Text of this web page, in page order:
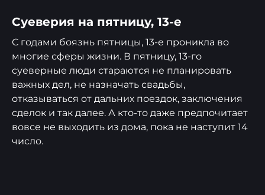
Суеверия на пятницу, 13-е
С годами боязнь пятницы, 13-е проникла во
многие сферы жизни. В пятницу, 13-го
суеверные люди стараются не планировать
важных дел, не назначать свадьбы,
отказываться от дальних поездок, заключения
сделок и так далее. А кто-то даже предпочитает
вовсе не выходить из дома, пока не наступит 14
число.